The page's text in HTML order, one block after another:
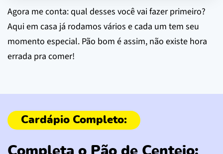
Agora me conta: qual desses você vai fazer primeiro?
Aqui em casa já rodamos vários e cada um tem seu
momento especial. Pão bom é assim, não existe hora
errada pra comer!